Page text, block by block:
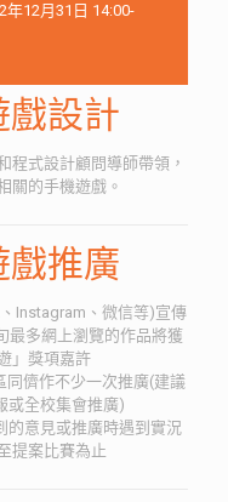
12月31日 14:00-
戲設計
程式設計顧問導師帶領，
關的手機遊戲。
戲推廣
Instagram、微信等)宣傳
最多網上瀏覽的作品將獲
」獎項嘉許
同儕作不少一次推廣(建議
或全校集會推廣)
的意見或推廣時遇到實況
提案比賽為止